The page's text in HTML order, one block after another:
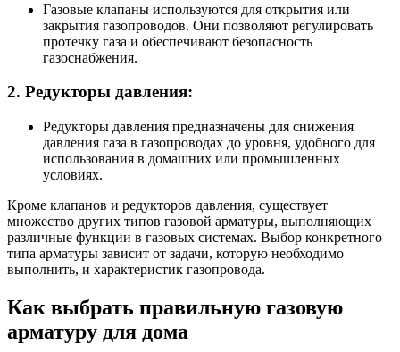
Газовые клапаны используются для открытия или
закрытия газопроводов. Они позволяют регулировать
протечку газа и обеспечивают безопасность
газоснабжения.
2. Редукторы давления:
Редукторы давления предназначены для снижения
давления газа в газопроводах до уровня, удобного для
использования в домашних или промышленных
условиях.
Кроме клапанов и редукторов давления, существует
множество других типов газовой арматуры, выполняющих
различные функции в газовых системах. Выбор конкретного
типа арматуры зависит от задачи, которую необходимо
выполнить, и характеристик газопровода.
Как выбрать правильную газовую
арматуру для дома